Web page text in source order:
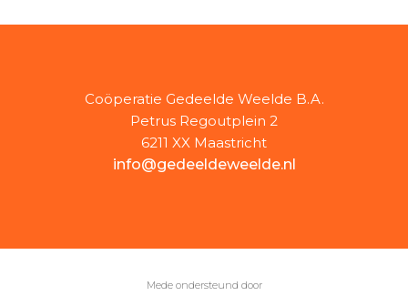
Coöperatie Gedeelde Weelde B.A.
Petrus Regoutplein 2
6211 XX Maastricht
info@gedeeldeweelde.nl
Mede ondersteund door